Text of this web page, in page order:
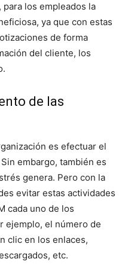
los empleados la
ya que con estas
de forma
del cliente, los
de las
es efectuar el
embargo, también es
genera. Pero con la
evitar estas actividades
cada uno de los
ejemplo, el número de
clic en los enlaces,
etc.